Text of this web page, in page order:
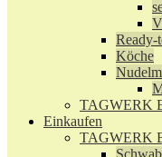
Ready-
Köche
TAGWERK
Einkaufen
TAGWERK